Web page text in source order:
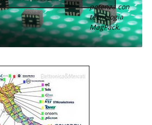
potenza con
tecnologia
MagPack.